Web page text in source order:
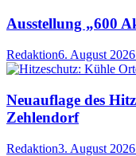
Ausstellung „600
Redaktion6. August 2026
Neuauflage des
Zehlendorf
Redaktion3. August 2026